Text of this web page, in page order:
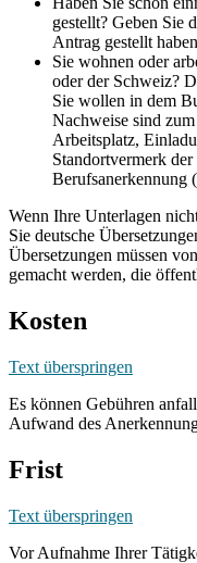
gestellt? Geben Sie
Antrag gestellt
Sie wohnen oder
oder der Schweiz?
Sie wollen in dem
Nachweise sind
Arbeitsplatz,
Standortvermerk
Berufsanerkennung
Wenn Ihre Unterlagen
Sie deutsche
Übersetzungen müssen
gemacht werden, die
Kosten
Text überspringen
Es können Gebühren
Aufwand des
Frist
Text überspringen
Vor Aufnahme Ihrer